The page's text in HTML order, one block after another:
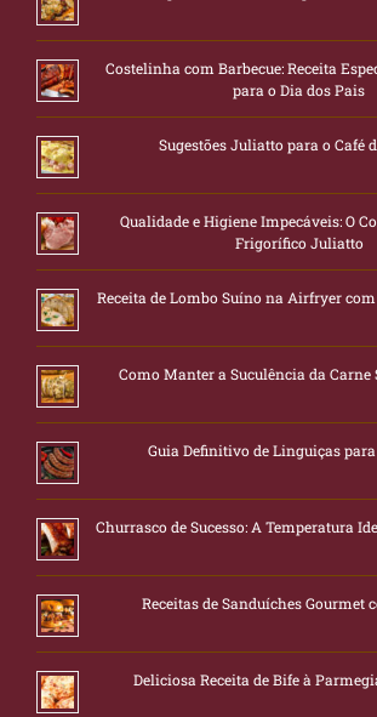
Costelinha com Barbecue: Receita
para o Dia dos Pais
Sugestões Juliatto para o Café
Qualidade e Higiene Impecáveis: O
Frigorífico Juliatto
Receita de Lombo Suíno na Airfryer
Como Manter a Suculência da Carne
Guia Definitivo de Linguiças
Churrasco de Sucesso: A Temperatura
Receitas de Sanduíches Gourmet
Deliciosa Receita de Bife à